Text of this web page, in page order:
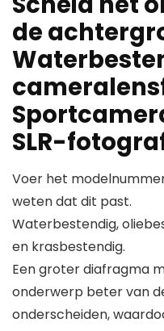
de
SLR-
Voer het
weten dat dit past.
Waterbestendig,
en krasbestendig.
Een groter diafragma
onderwerp beter van
onderscheiden,